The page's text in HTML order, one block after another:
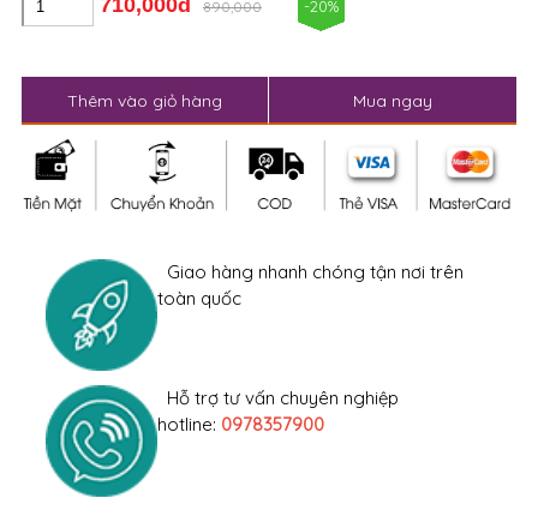
890,000 -20%
Thêm vào giỏ hàng Mua ngay
Giao hàng nhanh chóng tận nơi trên
toàn quốc
Hỗ trợ tư vấn chuyên nghiệp
hotline: 0978357900